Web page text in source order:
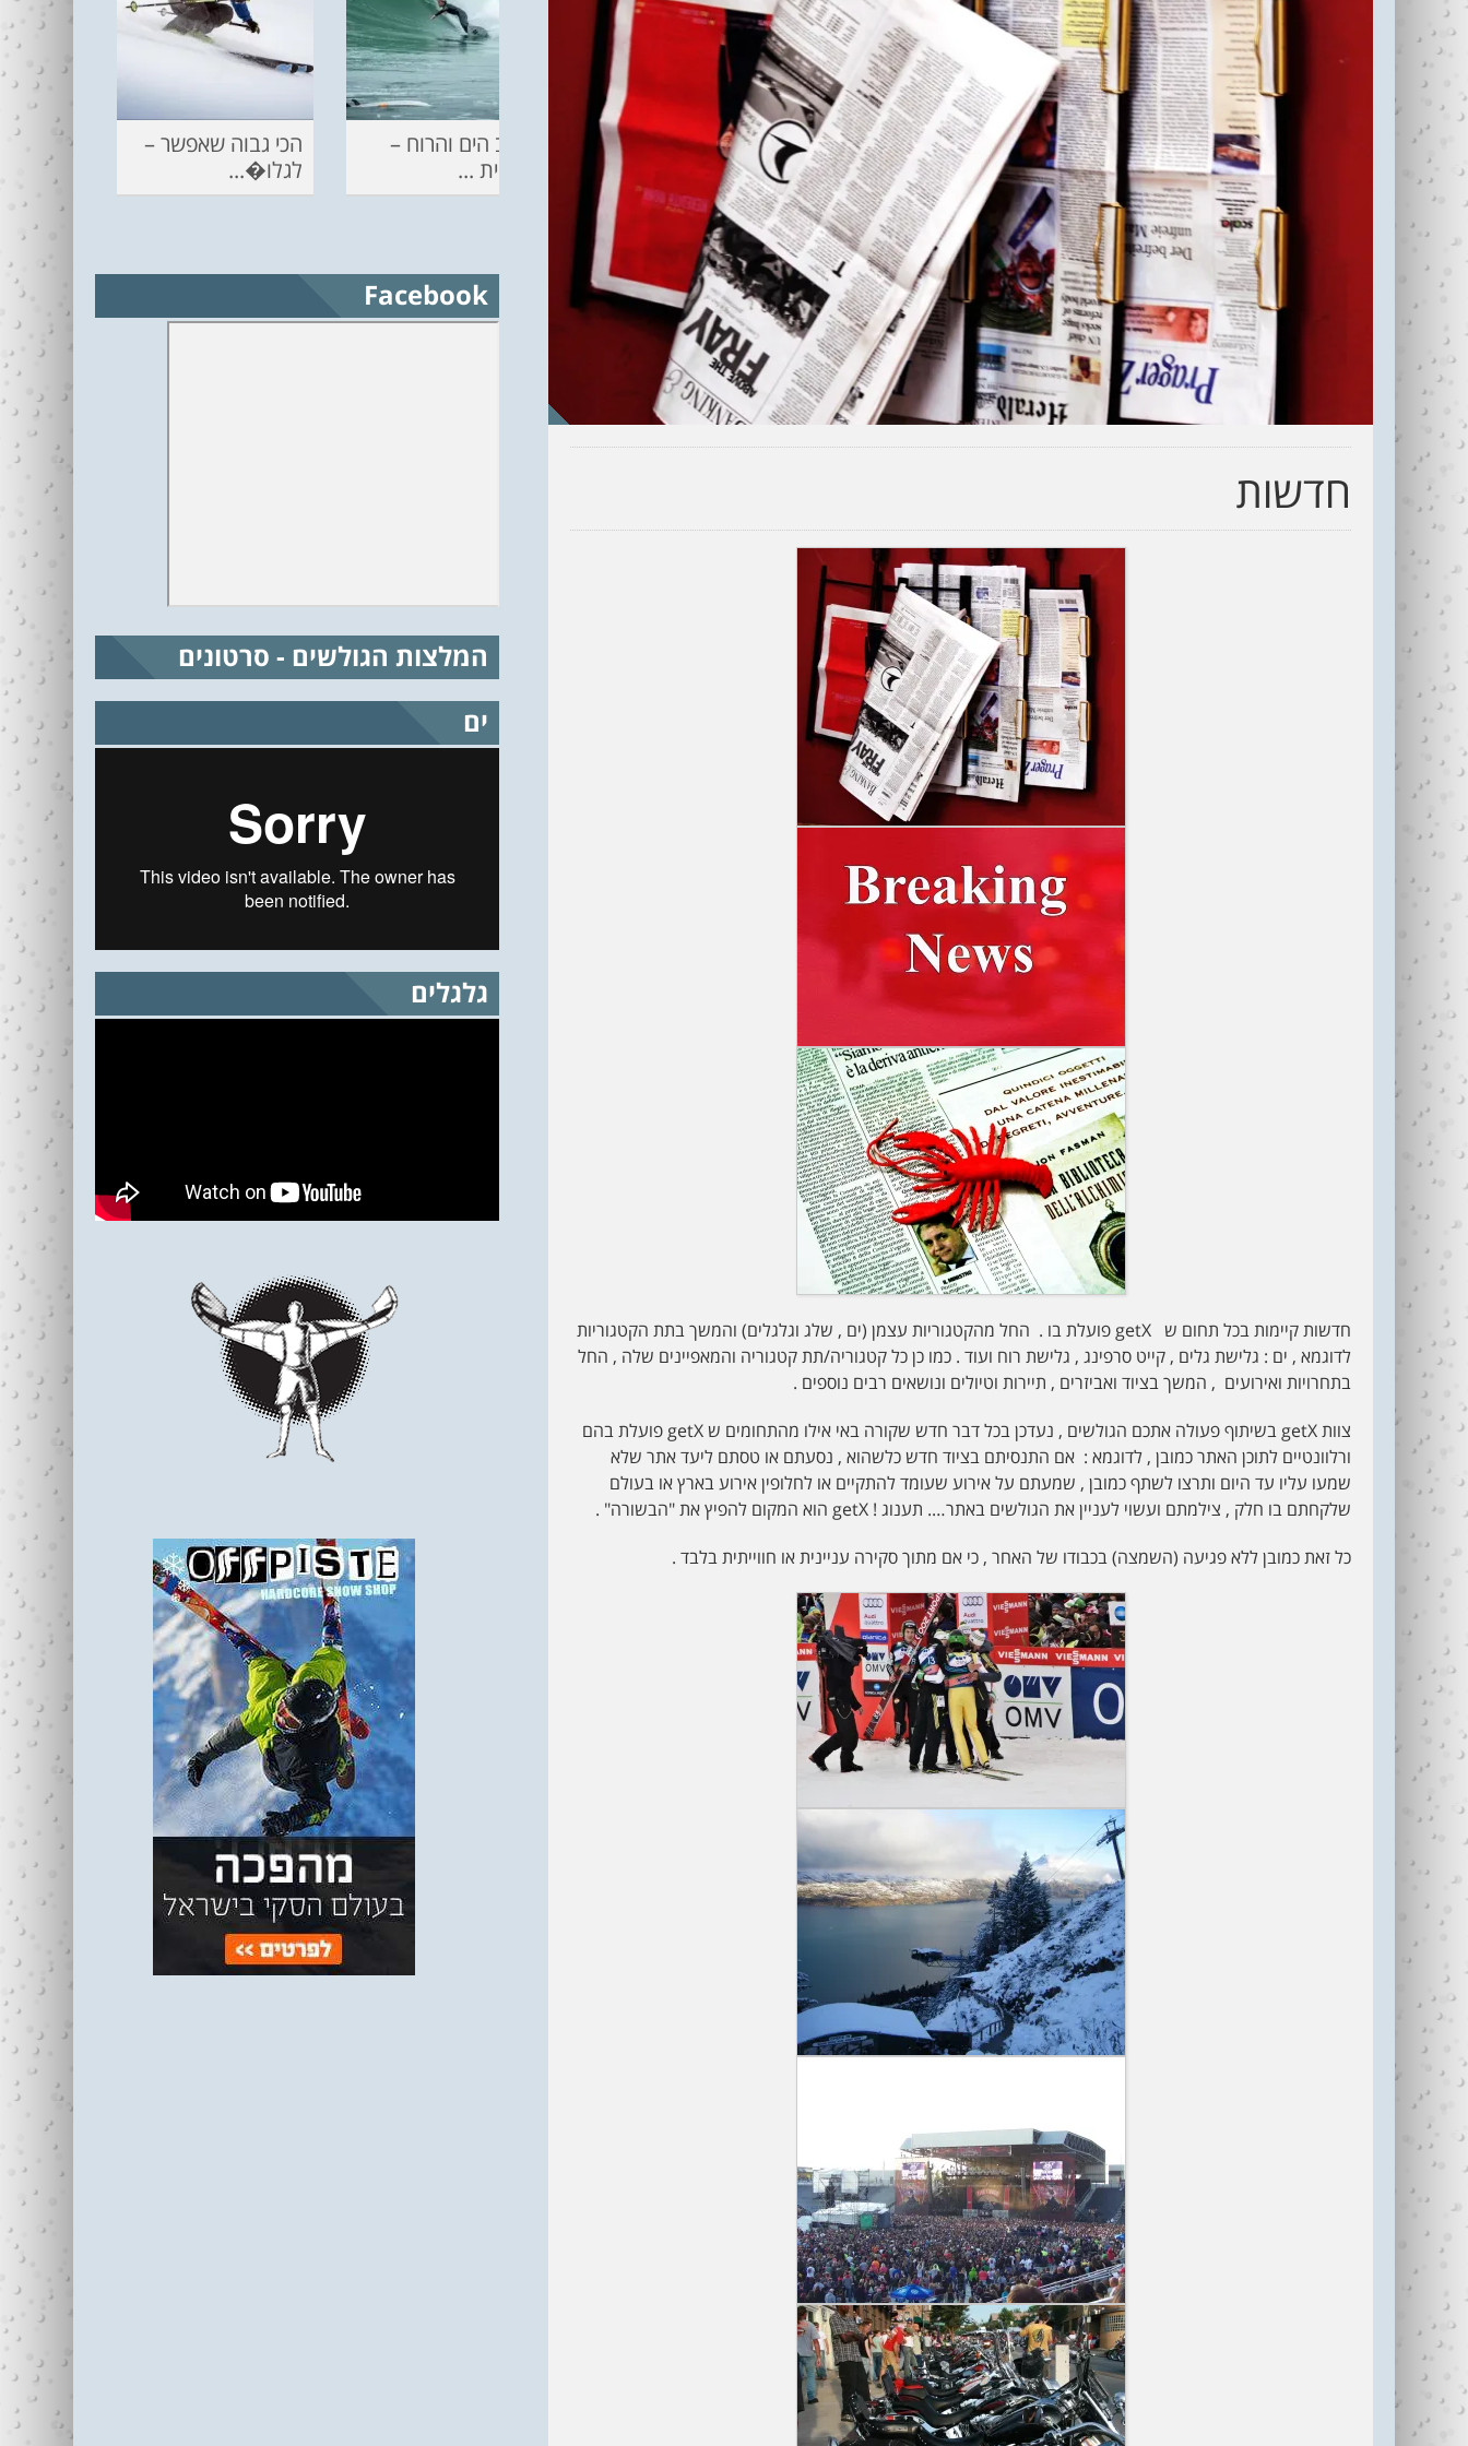
חדשות
חדשות קיימות בכל תחום ש getX פועלת בו . החל מהקטגוריות עצמן (ים , שלג וגלגלים) והמשך בתת הקטגוריות
לדוגמא , ים : גלישת גלים , קייט סרפינג , גלישת רוח ועוד . כמו כן כל קטגוריה/תת קטגוריה והמאפיינים שלה , החל
בתחרויות ואירועים , המשך בציוד ואביזרים , תיירות וטיולים ונושאים רבים נוספים .
צוות getX בשיתוף פעולה אתכם הגולשים , נעדכן בכל דבר חדש שקורה באי אילו מהתחומים ש getX פועלת בהם
ורלוונטיים לתוכן האתר כמובן , לדוגמא : אם התנסיתם בציוד חדש כלשהוא , נסעתם או טסתם ליעד אתר שלא
שמעו עליו עד היום ותרצו לשתף כמובן , שמעתם על אירוע שעומד להתקיים או לחלופין אירוע בארץ או בעולם
שלקחתם בו חלק , צילמתם ועשוי לעניין את הגולשים באתר…. תענוג ! getX הוא המקום להפיץ את "הבשורה" .
כל זאת כמובן ללא פגיעה (השמצה) בכבודו של האחר , כי אם מתוך סקירה עניינית או חווייתית בלבד .
2006)
בין נתניה לחיפה
עוצרי�...
ההכנות – EILAT
ECO SUP TOUR
KITESURF
ASHDOD 2019
WINTER
CHALLENGE
מצב הים והרוח –
תחזית ...
הכי גבוה שאפשר –
לגלו�...
Facebook
המלצות הגולשים - סרטונים
ים
גלגלים